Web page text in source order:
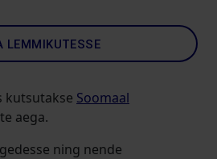
LEMMIKUTESSE
kutsutakse Soomaal
aega.
ning nende